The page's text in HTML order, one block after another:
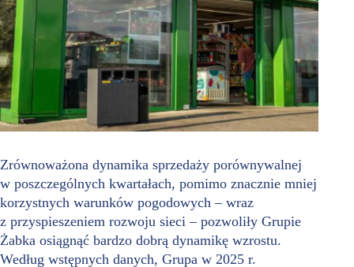
Zrównoważona dynamika sprzedaży porównywalnej
w poszczególnych kwartałach, pomimo znacznie mniej
korzystnych warunków pogodowych – wraz
z przyspieszeniem rozwoju sieci – pozwoliły Grupie
Żabka osiągnąć bardzo dobrą dynamikę wzrostu.
Według wstępnych danych, Grupa w 2025 r.